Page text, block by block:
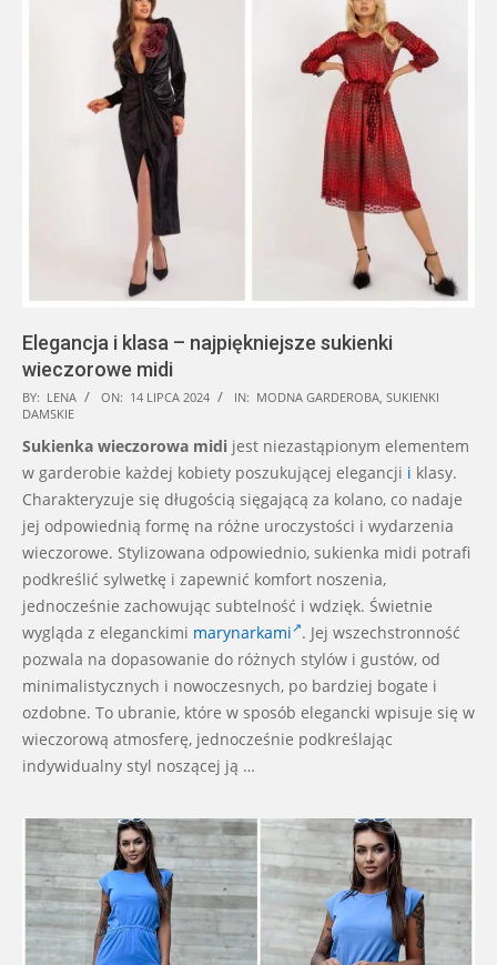
Elegancja i klasa – najpiękniejsze sukienki
wieczorowe midi
2024-
07-
14
BY: LENA ON: 14 LIPCA 2024 IN: MODNA GARDEROBA SUKIENKI
DAMSKIE
Sukienka wieczorowa midi jest niezastąpionym elementem
w garderobie każdej kobiety poszukującej elegancji i klasy.
Charakteryzuje się długością sięgającą za kolano, co nadaje
jej odpowiednią formę na różne uroczystości i wydarzenia
wieczorowe. Stylizowana odpowiednio, sukienka midi potrafi
podkreślić sylwetkę i zapewnić komfort noszenia,
jednocześnie zachowując subtelność i wdzięk. Świetnie
wygląda z eleganckimi marynarkami . Jej wszechstronność
pozwala na dopasowanie do różnych stylów i gustów, od
minimalistycznych i nowoczesnych, po bardziej bogate i
ozdobne. To ubranie, które w sposób elegancki wpisuje się w
wieczorową atmosferę, jednocześnie podkreślając
indywidualny styl noszącej ją …